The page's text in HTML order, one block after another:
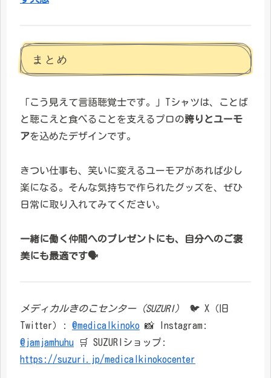
まとめ
「こう見えて言語聴覚士です。」Tシャツは、ことば
と聴こえと食べることを支えるプロの誇りとユーモ
アを込めたデザインです。
きつい仕事も、笑いに変えるユーモアがあれば少し
楽になる。そんな気持ちで作られたグッズを、ぜひ
日常に取り入れてみてください。
一緒に働く仲間へのプレゼントにも、自分へのご褒
美にも最適です🗣️
メディカルきのこセンター（SUZURI）
🐦 X（旧
Twitter）: @medicalkinoko 📸 Instagram:
@jamjamhuhu 🛒 SUZURIショップ:
https://suzuri.jp/medicalkinokocenter